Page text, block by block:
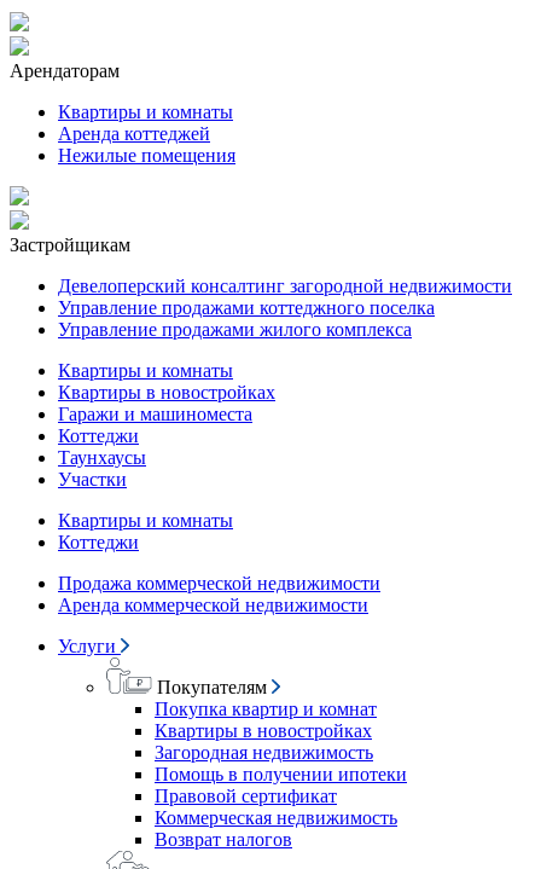
Арендаторам
Квартиры и комнаты
Аренда коттеджей
Нежилые помещения
Застройщикам
Девелоперский консалтинг загородной недвижимости
Управление продажами коттеджного поселка
Управление продажами жилого комплекса
Квартиры и комнаты
Квартиры в новостройках
Гаражи и машиноместа
Коттеджи
Таунхаусы
Участки
Квартиры и комнаты
Коттеджи
Продажа коммерческой недвижимости
Аренда коммерческой недвижимости
Услуги
Покупателям
Покупка квартир и комнат
Квартиры в новостройках
Загородная недвижимость
Помощь в получении ипотеки
Правовой сертификат
Коммерческая недвижимость
Возврат налогов